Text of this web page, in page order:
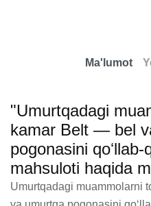
Ma'lumot
"Umurtqadagi
kamar Belt — bel
pogonasini
mahsuloti haqida
Umurtqadagi muammolarni